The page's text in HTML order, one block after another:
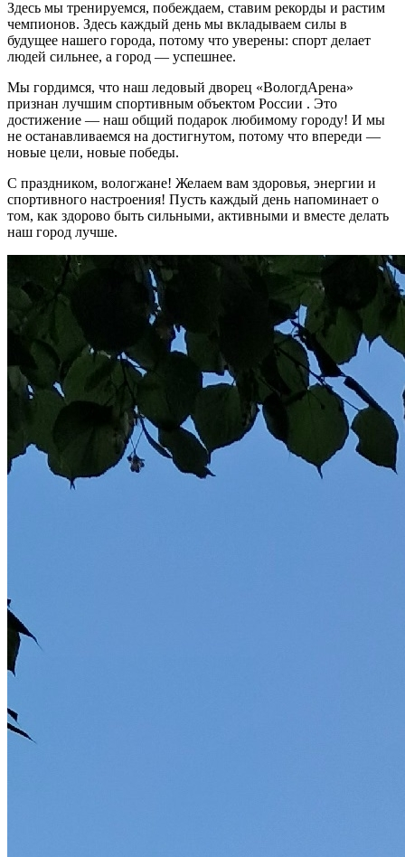
Здесь мы тренируемся, побеждаем, ставим рекорды и растим
чемпионов. Здесь каждый день мы вкладываем силы в
будущее нашего города, потому что уверены: спорт делает
людей сильнее, а город — успешнее.
Мы гордимся, что наш ледовый дворец «ВологдАрена»
признан лучшим спортивным объектом России . Это
достижение — наш общий подарок любимому городу! И мы
не останавливаемся на достигнутом, потому что впереди —
новые цели, новые победы.
С праздником, вологжане! Желаем вам здоровья, энергии и
спортивного настроения! Пусть каждый день напоминает о
том, как здорово быть сильными, активными и вместе делать
наш город лучше.